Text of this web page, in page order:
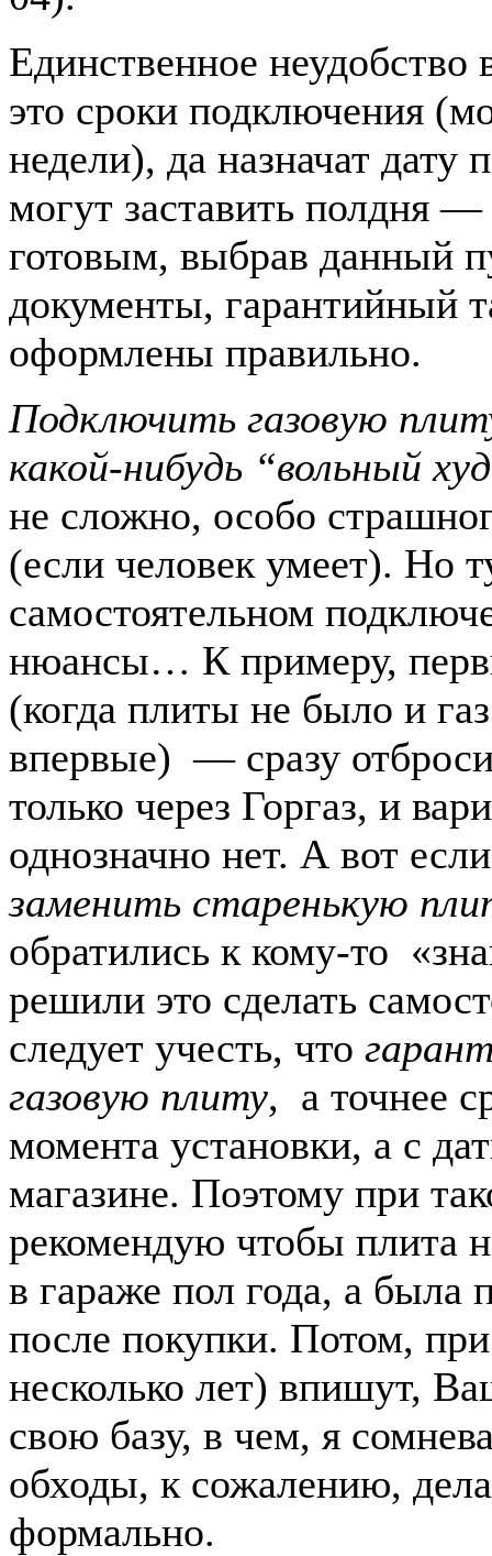
Единственное
это сроки подключения
недели), да назначат дату
могут заставить полдня
готовым, выбрав данный
документы, гарантийный
оформлены правильно.
Подключить газовую
какой-нибудь “вольный
не сложно, особо
(если человек умеет). Но
самостоятельном
нюансы… К примеру,
(когда плиты не было и
впервые) — сразу
только через Горгаз, и
однозначно нет. А вот
заменить старенькую
обратились к кому-то
решили это сделать
следует учесть, что
газовую плиту, а точнее
момента установки, а с
магазине. Поэтому при
рекомендую чтобы плита
в гараже пол года, а была
после покупки. Потом,
несколько лет) впишут,
свою базу, в чем, я
обходы, к сожалению,
формально.